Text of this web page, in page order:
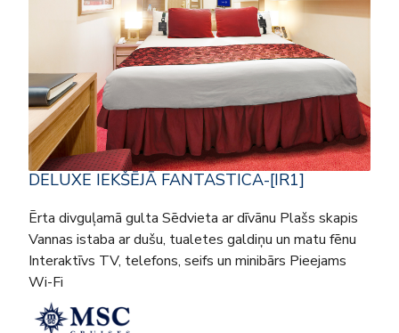
DELUXE IEKŠĒJĀ FANTASTICA-[IR1]
Ērta divguļamā gulta Sēdvieta ar dīvānu Plašs skapis
Vannas istaba ar dušu, tualetes galdiņu un matu fēnu
Interaktīvs TV, telefons, seifs un minibārs Pieejams
Wi-Fi